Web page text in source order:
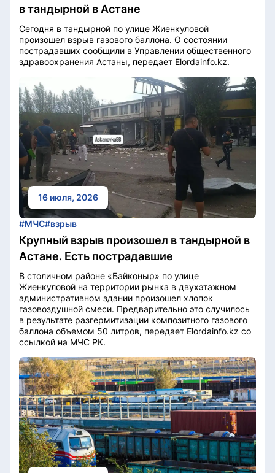
в тандырной в Астане
Сегодня в тандырной по улице Жиенкуловой
произошел взрыв газового баллона. О состоянии
пострадавших сообщили в Управлении общественного
здравоохранения Астаны, передает Elordainfo.kz.
16 июля, 2026
#МЧС#взрыв
Крупный взрыв произошел в тандырной в
Астане. Есть пострадавшие
В столичном районе «Байконыр» по улице
Жиенкуловой на территории рынка в двухэтажном
административном здании произошел хлопок
газовоздушной смеси. Предварительно это случилось
в результате разгермитизации композитного газового
баллона объемом 50 литров, передает Elordainfo.kz со
ссылкой на МЧС РК.